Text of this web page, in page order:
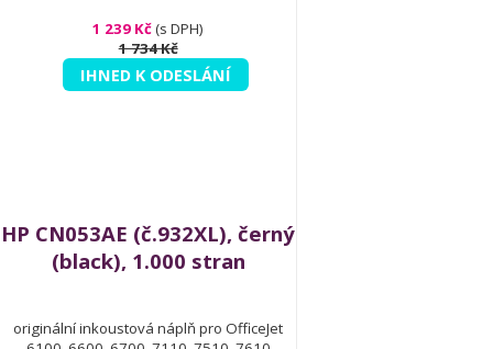
1 239 Kč(s DPH)
1 734 Kč
IHNED K ODESLÁNÍ
HP CN053AE (č.932XL), černý
(black), 1.000 stran
originální inkoustová náplň pro OfficeJet